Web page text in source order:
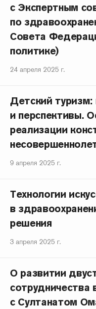
с Экспертным
по
Совета
политике)
24 апреля 2025 г.
Детский
и перспективы.
реализации
9 апреля 2025 г.
Технологии
в
решения
3 апреля 2025 г.
О развитии
сотрудничества
с Султанатом